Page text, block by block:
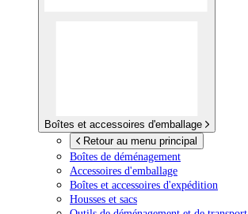
Boîtes et accessoires d'emballage
Retour au menu principal
Boîtes de déménagement
Accessoires d'emballage
Boîtes et accessoires d'expédition
Housses et sacs